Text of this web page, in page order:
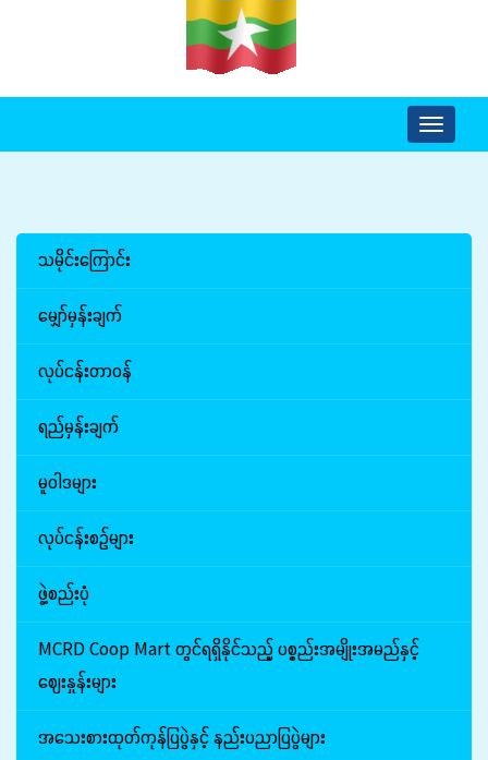
Toggle
သမိုင်းကြောင်း
မျှော်မှန်းချက်
လုပ်ငန်းတာဝန်
ရည်မှန်းချက်
မူဝါဒများ
လုပ်ငန်းစဉ်များ
ဖွဲ့စည်းပုံ
MCRD Coop Mart တွင်ရရှိနိုင်သည့် ပစ္စည်းအမျိုးအမည်နှင့်
ဈေးနှုန်းများ
အသေးစားထုတ်ကုန်ပြပွဲနှင့် နည်းပညာပြပွဲများ